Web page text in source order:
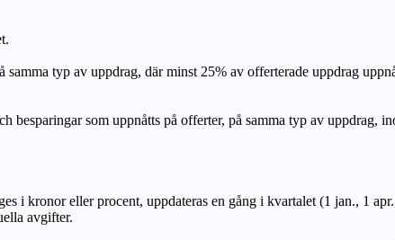
typ av uppdrag, där minst 25% av offerterade uppdrag
som uppnåtts på offerter, på samma typ av uppdrag,
i kronor eller procent, uppdateras en gång i kvartalet (1 jan., 1
avgifter.